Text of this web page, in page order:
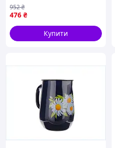
аксесуар для дому та свят
476 ₴
952₴
Купити